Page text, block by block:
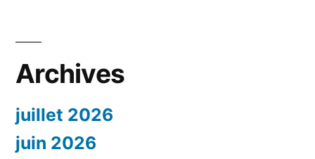
Archives
juillet 2026
juin 2026